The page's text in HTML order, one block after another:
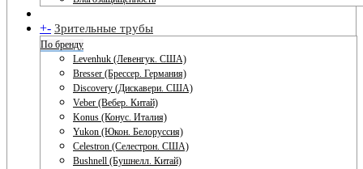
+- Зрительные трубы
По бренду
Levenhuk (Левенгук. США)
Bresser (Брессер. Германия)
Discovery (Дискавери. США)
Veber (Вебер. Китай)
Konus (Конус. Италия)
Yukon (Юкон. Белоруссия)
Celestron (Селестрон. США)
Bushnell (Бушнелл. Китай)